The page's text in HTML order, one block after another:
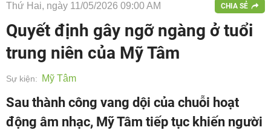
Thứ Hai, ngày 11/05/2026 09:00 AM CHIA SẺ
Quyết định gây ngỡ ngàng ở tuổi
trung niên của Mỹ Tâm
Sự kiện: Mỹ Tâm
Sau thành công vang dội của chuỗi hoạt
động âm nhạc, Mỹ Tâm tiếp tục khiến người